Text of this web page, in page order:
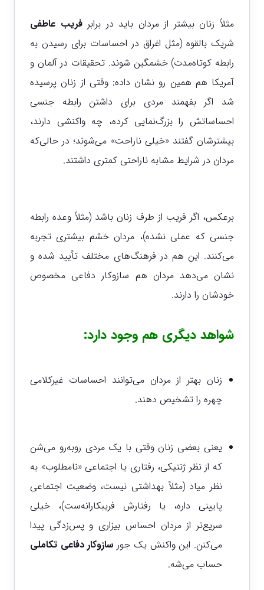
مثلاً زنان بیشتر از مردان باید در برابر فریب عاطفی
شریک بالقوه (مثل اغراق در احساسات برای رسیدن به
رابطه کوتاه‌مدت) خشمگین شوند. تحقیقات در آلمان و
آمریکا هم همین رو نشان داده: وقتی از زنان پرسیده
شد اگر بفهمند مردی برای داشتن رابطه جنسی
احساساتش را بزرگ‌نمایی کرده، چه واکنشی دارند،
بیشترشان گفتند «خیلی ناراحت» می‌شوند؛ در حالی‌که
مردان در شرایط مشابه ناراحتی کمتری داشتند.
برعکس، اگر فریب از طرف زنان باشد (مثلاً وعده رابطه
جنسی که عملی نشده)، مردان خشم بیشتری تجربه
می‌کنند. این هم در فرهنگ‌های مختلف تأیید شده و
نشان می‌دهد مردان هم سازوکار دفاعی مخصوص
خودشان را دارند.
شواهد دیگری هم وجود دارد:
زنان بهتر از مردان می‌توانند احساسات غیرکلامی
چهره را تشخیص دهند.
یعنی بعضی زنان وقتی با یک مردی روبه‌رو می‌شن
که از نظر ژنتیکی، رفتاری یا اجتماعی «نامطلوب» به
نظر میاد (مثلاً بهداشتی نیست، وضعیت اجتماعی
پایینی داره، یا رفتارش فریبکارانه‌ست)، خیلی
سریع‌تر از مردان احساس بیزاری و پس‌زدگی پیدا
می‌کنن. این واکنش یک جور سازوکار دفاعی تکاملی
حساب می‌شه.